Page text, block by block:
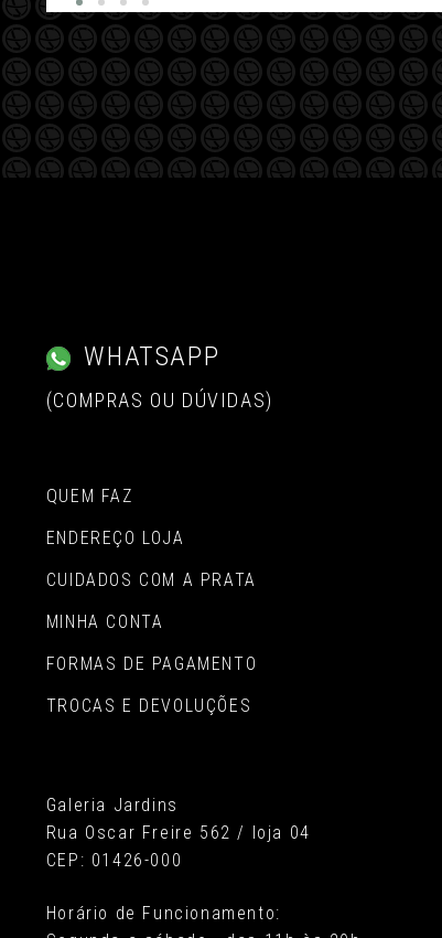
WHATSAPP
(COMPRAS OU DÚVIDAS)
QUEM FAZ
ENDEREÇO LOJA
CUIDADOS COM A PRATA
MINHA CONTA
FORMAS DE PAGAMENTO
TROCAS E DEVOLUÇÕES
Galeria Jardins
Rua Oscar Freire 562 / loja 04
CEP: 01426-000
Horário de Funcionamento: